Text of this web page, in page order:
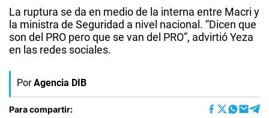
La ruptura se da en medio de la interna entre Macri y
la ministra de Seguridad a nivel nacional. “Dicen que
son del PRO pero que se van del PRO”, advirtió Yeza
en las redes sociales.
Por Agencia DIB
Para compartir: